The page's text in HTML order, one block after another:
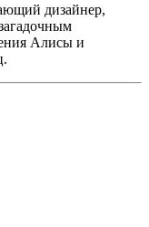
дизайнер,
Алисы и